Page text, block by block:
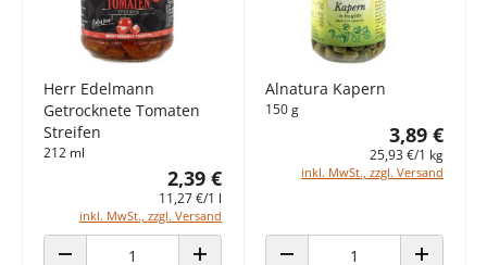
Herr Edelmann
Getrocknete Tomaten
Streifen
212 ml
2,39 €
11,27 €/1 l
inkl. MwSt., zzgl. Versand
Alnatura Kapern
150 g
3,89 €
25,93 €/1 kg
inkl. MwSt., zzgl. Versand